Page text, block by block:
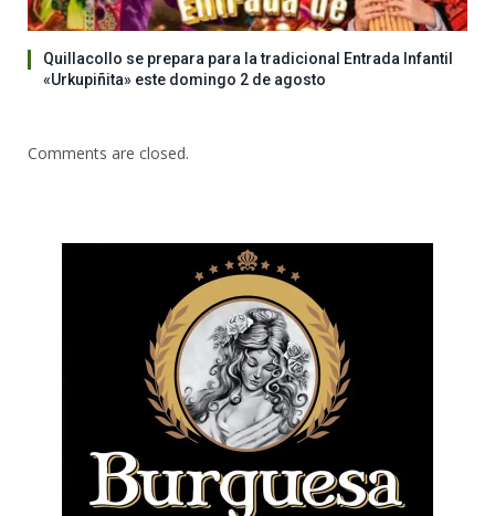
Quillacollo se prepara para la tradicional Entrada Infantil
«Urkupiñita» este domingo 2 de agosto
Comments are closed.